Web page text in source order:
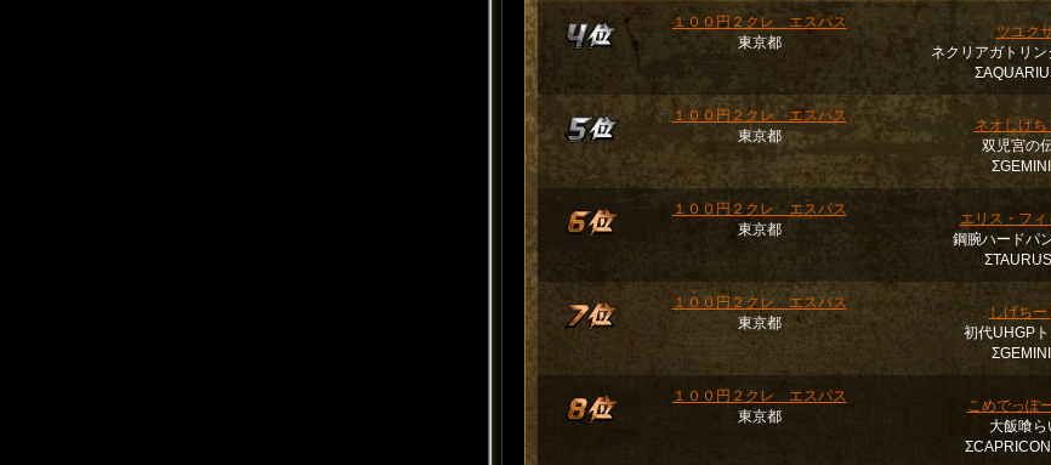
１００円２クレ エスパス
東京都
ツユク
ネクリアガトリ
１００円２クレ エスパス
東京都
ネオしげち
双児宮の
ΣGEMINI Ⅰ
１００円２クレ エスパス
東京都
エリス・フィ
鋼腕ハードパ
ΣTAURUS
１００円２クレ エスパス
東京都
しげちー
初代UHGP
ΣGEMINI Ⅰ
１００円２クレ エスパス
東京都
こめでっぽ
大飯喰ら